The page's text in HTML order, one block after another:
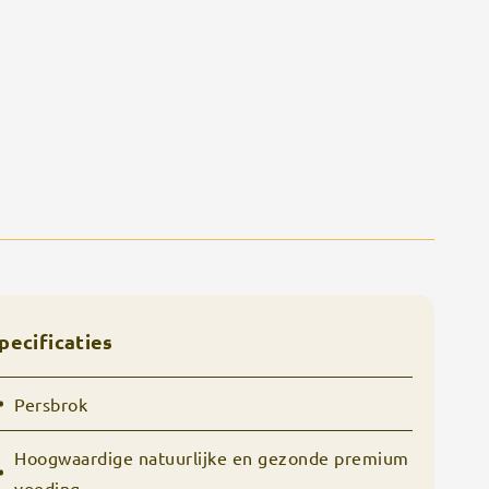
Persbrok
Hoogwaardige natuurlijke en gezonde premium